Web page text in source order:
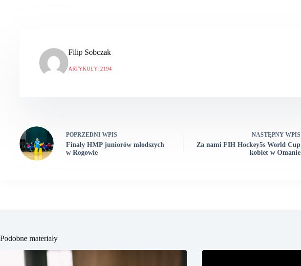
Filip Sobczak
ARTYKUŁY: 2194
POPRZEDNI WPIS
Finały HMP juniorów młodszych
w Rogowie
NASTĘPNY WPIS
Za nami FIH Hockey5s World Cup
kobiet w Omanie
Podobne materiały